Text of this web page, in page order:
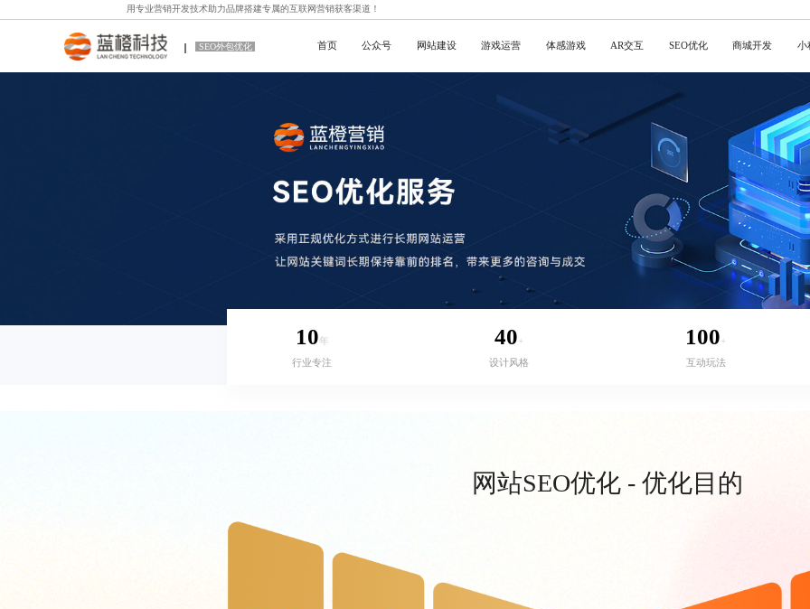
用专业营销开发技术助力品牌搭建专属的互联网营销获客渠道！
SEO外包优化 首页 公众号 网站建设 游戏运营 体感游戏 AR交互 SEO优化 商城开发 小
10年
行业专注
40+
设计风格
100+
互动玩法
网站SEO优化 - 优化目的